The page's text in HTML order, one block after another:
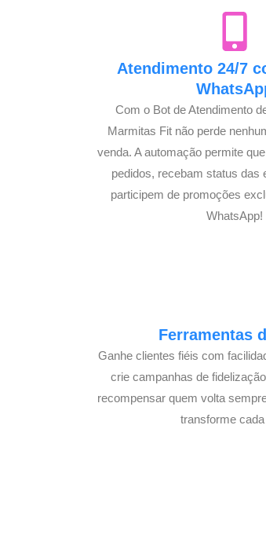
Atendimento 24/7
Com o Bot de Atendimento
Marmitas Fit não perde
venda. A automação permite
pedidos, recebam status das
participem de promoções
WhatsApp!
Ferramentas
Ganhe clientes fiéis com
crie campanhas de
recompensar quem volta
transforme